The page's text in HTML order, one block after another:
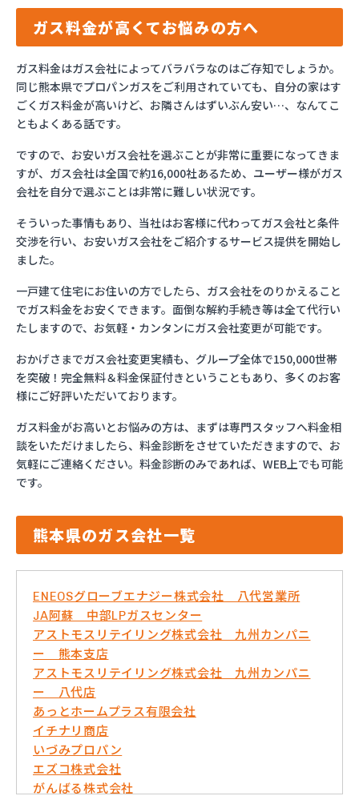
ガス料金が高くてお悩みの方へ
ガス料金はガス会社によってバラバラなのはご存知でしょうか。
同じ熊本県でプロパンガスをご利用されていても、自分の家はす
ごくガス料金が高いけど、お隣さんはずいぶん安い…、なんてこ
ともよくある話です。
ですので、お安いガス会社を選ぶことが非常に重要になってきま
すが、ガス会社は全国で約16,000社あるため、ユーザー様がガス
会社を自分で選ぶことは非常に難しい状況です。
そういった事情もあり、当社はお客様に代わってガス会社と条件
交渉を行い、お安いガス会社をご紹介するサービス提供を開始し
ました。
一戸建て住宅にお住いの方でしたら、ガス会社をのりかえること
でガス料金をお安くできます。面倒な解約手続き等は全て代行い
たしますので、お気軽・カンタンにガス会社変更が可能です。
おかげさまでガス会社変更実績も、グループ全体で150,000世帯
を突破！完全無料＆料金保証付きということもあり、多くのお客
様にご好評いただいております。
ガス料金がお高いとお悩みの方は、まずは専門スタッフへ料金相
談をいただけましたら、料金診断をさせていただきますので、お
気軽にご連絡ください。料金診断のみであれば、WEB上でも可能
です。
熊本県のガス会社一覧
ENEOSグローブエナジー株式会社 八代営業所
JA阿蘇 中部LPガスセンター
アストモスリテイリング株式会社 九州カンパニ
ー 熊本支店
アストモスリテイリング株式会社 九州カンパニ
ー 八代店
あっとホームプラス有限会社
イチナリ商店
いづみプロパン
エズコ株式会社
がんばる株式会社